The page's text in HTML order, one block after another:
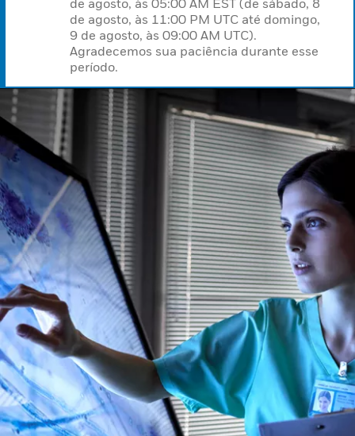
de agosto, às 05:00 AM EST (de sábado, 8
de agosto, às 11:00 PM UTC até domingo,
9 de agosto, às 09:00 AM UTC).
Agradecemos sua paciência durante esse
período.